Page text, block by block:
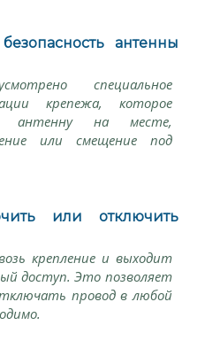
антенны
специальное
крепежа, которое
антенну на месте,
или смещение под
или отключить
крепление и выходит
доступ. Это позволяет
провод в любой